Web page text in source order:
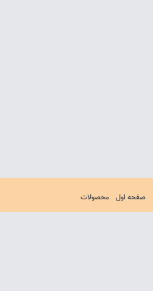
صفحه اول محصولات